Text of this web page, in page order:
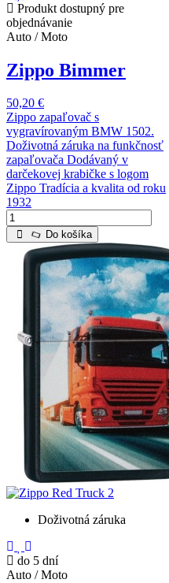
Produkt dostupný pre
objednávanie
Auto / Moto
Zippo Bimmer
50,20 €
Zippo zapaľovač s
vygravírovaným BMW 1502.
Doživotná záruka na funkčnosť
zapaľovača Dodávaný v
darčekovej krabičke s logom
Zippo Tradícia a kvalita od roku
1932
Do košíka
Doživotná záruka
do 5 dní
Auto / Moto